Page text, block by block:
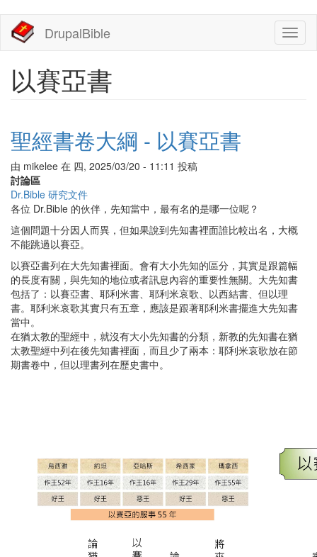
主
DrupalBible
以賽亞書
聖經書卷大綱 - 以賽亞書
由 mikelee 在 四, 2025/03/20 - 11:11 投稿
討論區
Dr.Bible 研究文件
各位 Dr.Bible 的伙伴，先知當中，最有名的是哪一位呢？
這個問題十分因人而異，但如果說到先知書裡面誰比較出名，大概
不能跳過以賽亞。
以賽亞書列在大先知書裡面。會有大小先知的區分，其實是跟篇幅
的長度有關，與先知的地位或者訊息內容的重要性無關。大先知書
包括了：以賽亞書、耶利米書、耶利米哀歌、以西結書、但以理
書。耶利米哀歌其實只有五章，應該是跟著耶利米書擺進大先知書
當中。
在猶太教的聖經中，就沒有大小先知書的分類，新教的先知書在猶
太教聖經中列在後先知書裡面，而且少了兩本：耶利米哀歌放在節
期書卷中，但以理書列在歷史書中。